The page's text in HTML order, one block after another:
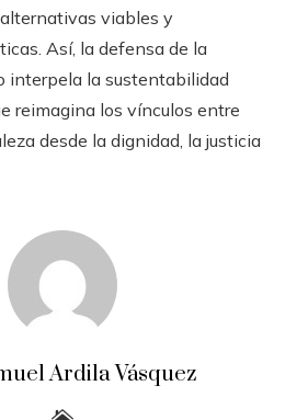
viables y
Así, la defensa de la
interpela la sustentabilidad
reimagina los vínculos entre
desde la dignidad, la justicia
Ardila Vásquez